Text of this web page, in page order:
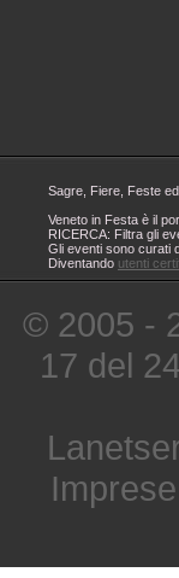
Sagre, Fiere, Feste
Veneto in Festa è il
RICERCA: Filtra gli
Gli eventi sono curati
Diventando utenti
© 2005 -
17 del